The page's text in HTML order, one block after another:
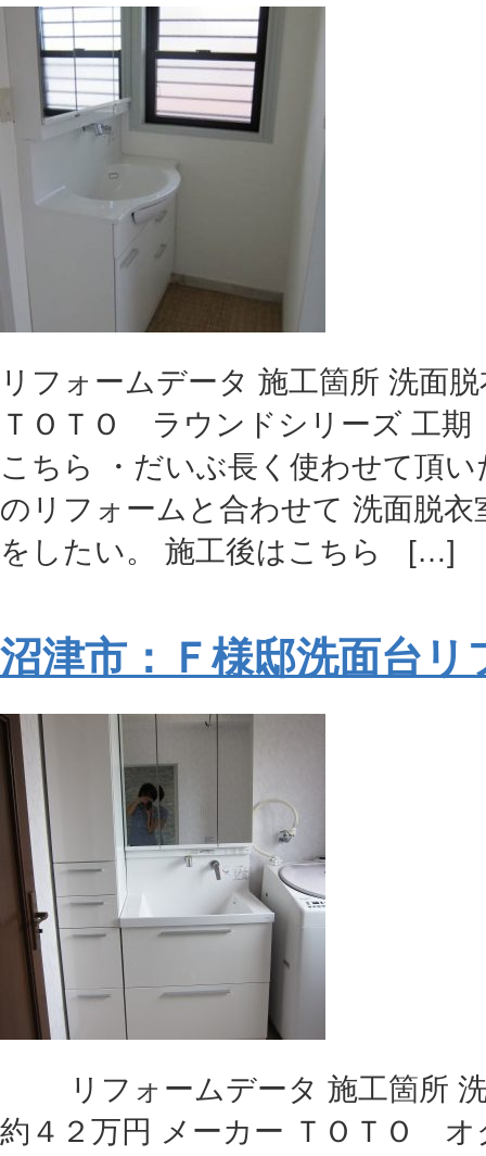
リフォームデータ 施工箇所 洗面
ＴＯＴＯ ラウンドシリーズ 工期
こちら ・だいぶ長く使わせて頂
のリフォームと合わせて 洗面脱
をしたい。 施工後はこちら […]
沼津市：Ｆ様邸洗面台リ
リフォームデータ 施工箇所
約４２万円 メーカー ＴＯＴＯ オ